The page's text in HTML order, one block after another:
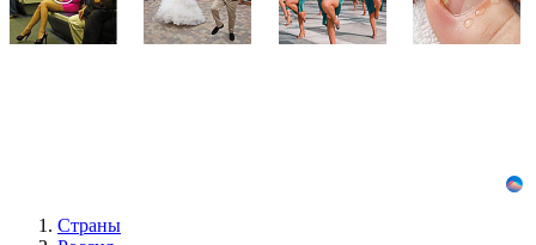
Видео
оставит
вас
это
видео
Страны